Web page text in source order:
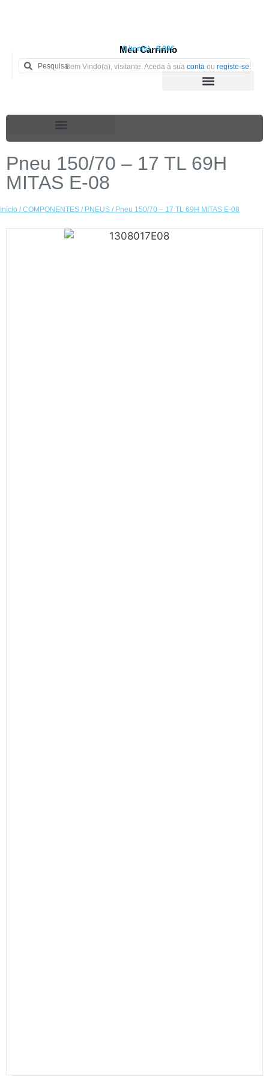
Meu Carrinho
0 iten(s) - 0.00€
Bem Vindo(a), visitante. Aceda à sua conta ou registe-se.
Pneu 150/70 – 17 TL 69H
MITAS E-08
Início /COMPONENTES / PNEUS / Pneu 150/70 – 17 TL 69H MITAS E-08